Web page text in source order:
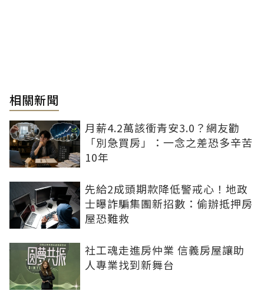
相關新聞
月薪4.2萬該衝青安3.0？網友勸
「別急買房」：一念之差恐多辛苦
10年
先給2成頭期款降低警戒心！地政
士曝詐騙集團新招數：偷辦抵押房
屋恐難救
社工魂走進房仲業 信義房屋讓助
人專業找到新舞台